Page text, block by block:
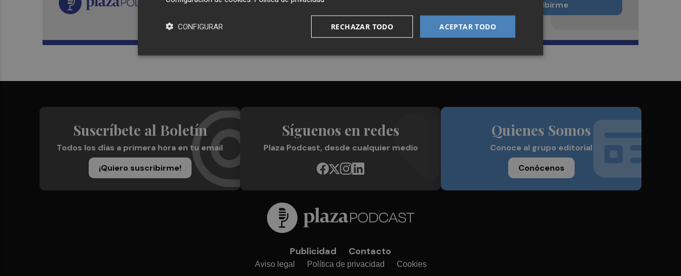
Plaza Podcast en tu correo
Quiero suscribirme
Suscríbete al Boletín
Todos los días a primera hora en tu email
¡Quiero suscribirme!
Síguenos en redes
Plaza Podcast, desde cualquier medio
Quienes Somos
Conoce al grupo editorial
Conócenos
Publicidad Contacto
Aviso legal Política de privacidad Cookies
ACEPTAR TODO
RECHAZAR TODO
CONFIGURAR